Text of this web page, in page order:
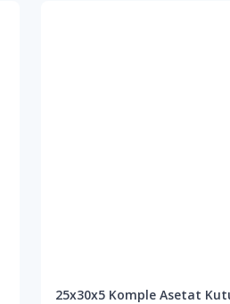
25x30x5 Komple Asetat